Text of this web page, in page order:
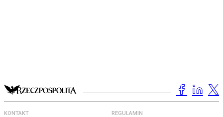
KONTAKT REGULAMIN